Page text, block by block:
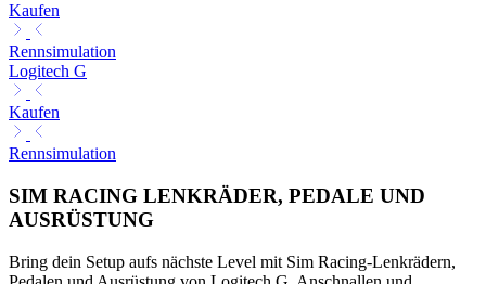
Kaufen
Rennsimulation
Logitech G
Kaufen
Rennsimulation
SIM RACING LENKRÄDER, PEDALE UND
AUSRÜSTUNG
Bring dein Setup aufs nächste Level mit Sim Racing-Lenkrädern,